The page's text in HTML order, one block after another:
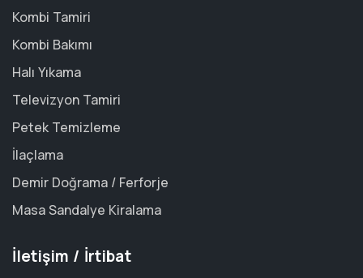
Kombi Tamiri
Kombi Bakımı
Halı Yıkama
Televizyon Tamiri
Petek Temizleme
İlaçlama
Demir Doğrama / Ferforje
Masa Sandalye Kiralama
İletişim / İrtibat